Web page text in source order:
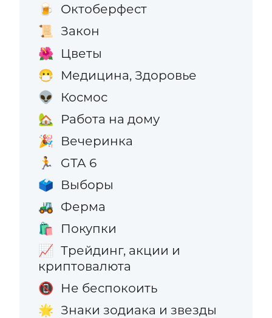
🍺 Октоберфест
📜 Закон
🌺 Цветы
😷 Медицина, Здоровье
👽 Космос
🏡 Работа на дому
🎉 Вечеринка
🏃 GTA 6
🗳️ Выборы
🚜 Ферма
🛍️ Покупки
📈 Трейдинг, акции и
криптовалюта
📵 Не беспокоить
🌟 Знаки зодиака и звезды